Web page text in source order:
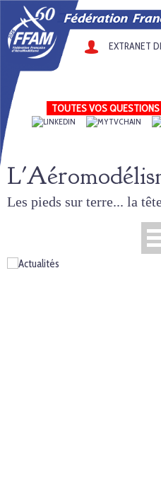
EXTRANET
TOUTES VOS QUESTIONS
Les pieds sur terre... la